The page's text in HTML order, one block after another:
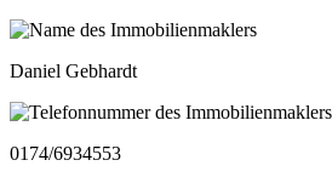
Daniel Gebhardt
0174/6934553